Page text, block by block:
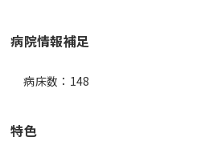
病院情報補足
病床数：148
特色